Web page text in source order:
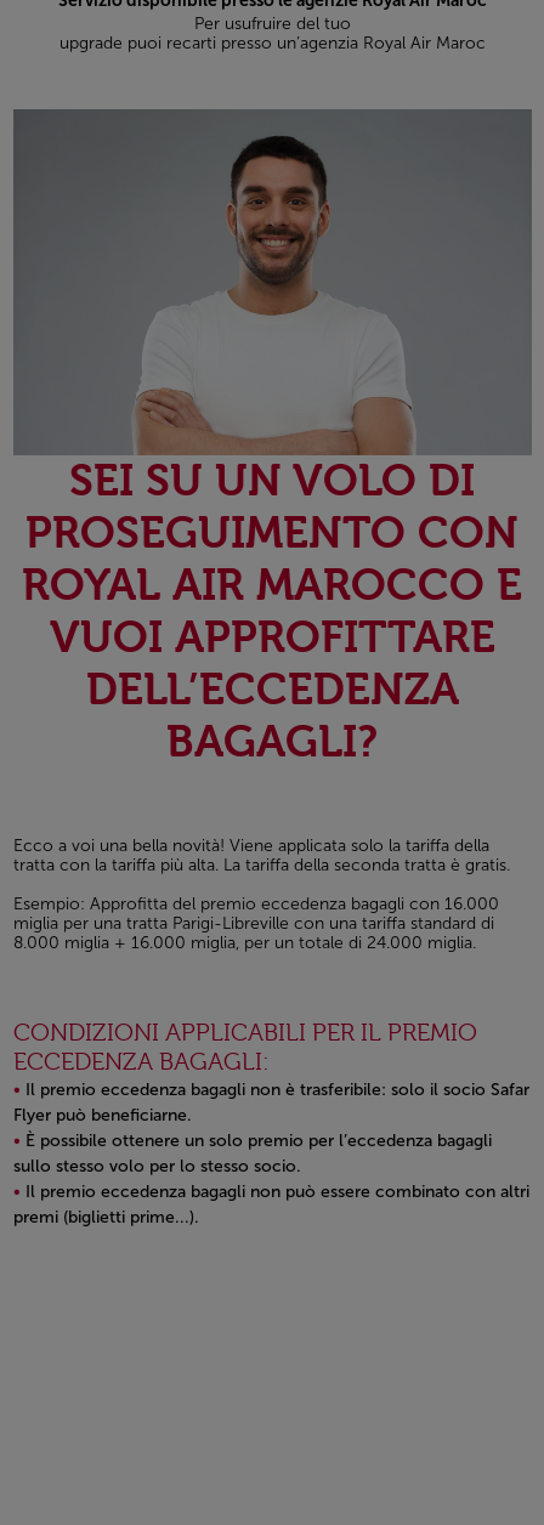
Per usufruire del tuo
upgrade puoi recarti presso un’agenzia Royal Air Maroc
SEI SU UN VOLO DI
PROSEGUIMENTO CON
ROYAL AIR MAROCCO E
VUOI APPROFITTARE
DELL’ECCEDENZA
BAGAGLI?
Ecco a voi una bella novità! Viene applicata solo la tariffa della
tratta con la tariffa più alta. La tariffa della seconda tratta è gratis.
Esempio: Approfitta del premio eccedenza bagagli con 16.000
miglia per una tratta Parigi-Libreville con una tariffa standard di
8.000 miglia + 16.000 miglia, per un totale di 24.000 miglia.
CONDIZIONI APPLICABILI PER IL PREMIO
ECCEDENZA BAGAGLI:
Il premio eccedenza bagagli non è trasferibile: solo il socio Safar
Flyer può beneficiarne.
È possibile ottenere un solo premio per l’eccedenza bagagli
sullo stesso volo per lo stesso socio.
Il premio eccedenza bagagli non può essere combinato con altri
premi (biglietti prime...).